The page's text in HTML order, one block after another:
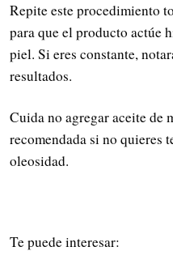
Repite este procedimiento
para que el producto actúe
piel. Si eres constante,
resultados.
Cuida no agregar aceite de
recomendada si no quieres
oleosidad.
Te puede interesar: